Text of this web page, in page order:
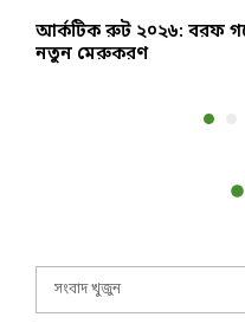
আর্কটিক রুট ২০২৬: বরফ
নতুন মেরুকরণ